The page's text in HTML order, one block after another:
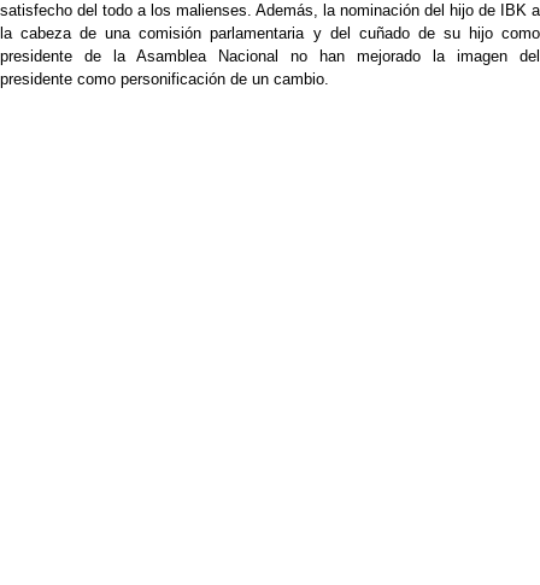
satisfecho del todo a los malienses. Además, la nominación del hijo de IBK a
la cabeza de una comisión parlamentaria y del cuñado de su hijo como
presidente de la Asamblea Nacional no han mejorado la imagen del
presidente como personificación de un cambio.